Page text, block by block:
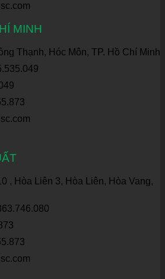
MINH
Thạnh, Hóc Môn, TP. Hồ Chí Minh
, Hòa Liên 3, Hòa Liên, Hòa Vang,